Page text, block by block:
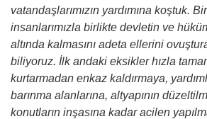
vatandaşlarımızın yardımına koştuk.
insanlarımızla birlikte devletin ve
altında kalmasını adeta ellerini
biliyoruz. İlk andaki eksikler hızla
kurtarmadan enkaz kaldırmaya,
barınma alanlarına, altyapının
konutların inşasına kadar acilen